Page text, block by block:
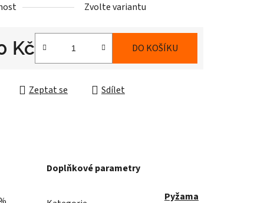
Zvolte variantu
Kč DO KOŠÍKU
Zeptat se Sdílet
Doplňkové parametry
Pyžama